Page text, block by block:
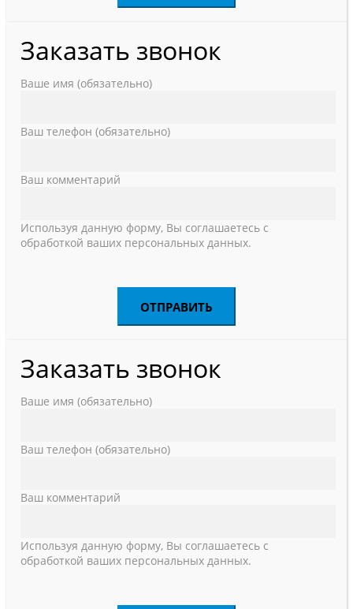
Заказать звонок
Ваше имя (обязательно)
Ваш телефон (обязательно)
Ваш комментарий
Используя данную форму, Вы соглашаетесь с
обработкой ваших персональных данных.
Заказать звонок
Ваше имя (обязательно)
Ваш телефон (обязательно)
Ваш комментарий
Используя данную форму, Вы соглашаетесь с
обработкой ваших персональных данных.